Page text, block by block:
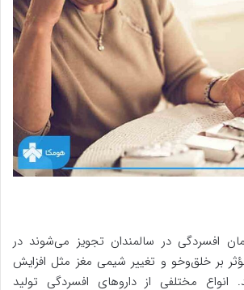
افسردگی در سالمندان تجویز می‌شوند در
بر خلق‌وخو و تغییر شیمی مغز مثل افزایش
انواع مختلفی از داروهای افسردگی تولید